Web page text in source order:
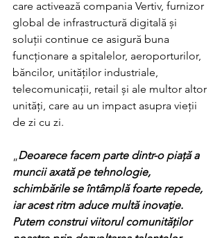
care activează compania Vertiv, furnizor
global de infrastructură digitală și
soluții continue ce asigură buna
funcționare a spitalelor, aeroporturilor,
băncilor, unităților industriale,
telecomunicații, retail și ale multor altor
unități, care au un impact asupra vieții
de zi cu zi.
„Deoarece facem parte dintr-o piață a
muncii axată pe tehnologie,
schimbările se întâmplă foarte repede,
iar acest ritm aduce multă inovație.
Putem construi viitorul comunităților